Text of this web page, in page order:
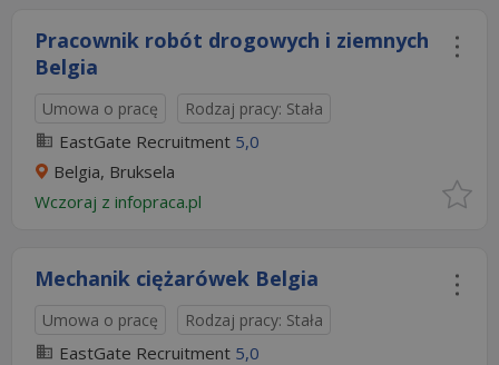
Pracownik robót drogowych i ziemnych
Belgia
Umowa o pracę Rodzaj pracy: Stała
EastGate Recruitment 5,0
Belgia, Bruksela
Wczoraj z infopraca.pl
Mechanik ciężarówek Belgia
Umowa o pracę Rodzaj pracy: Stała
EastGate Recruitment 5,0